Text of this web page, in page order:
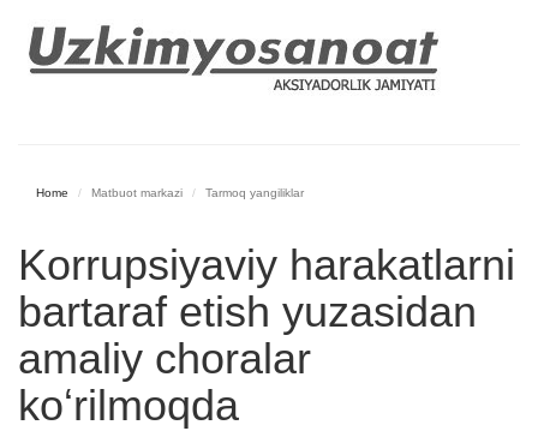
Home Matbuot markazi Tarmoq yangiliklar
Korrupsiyaviy harakatlarni
bartaraf etish yuzasidan
amaliy choralar
koʻrilmoqda